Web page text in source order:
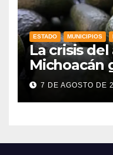
ESTADO MUNICIPIOS
La crisis
Michoacán
7 DE AGOSTO DE